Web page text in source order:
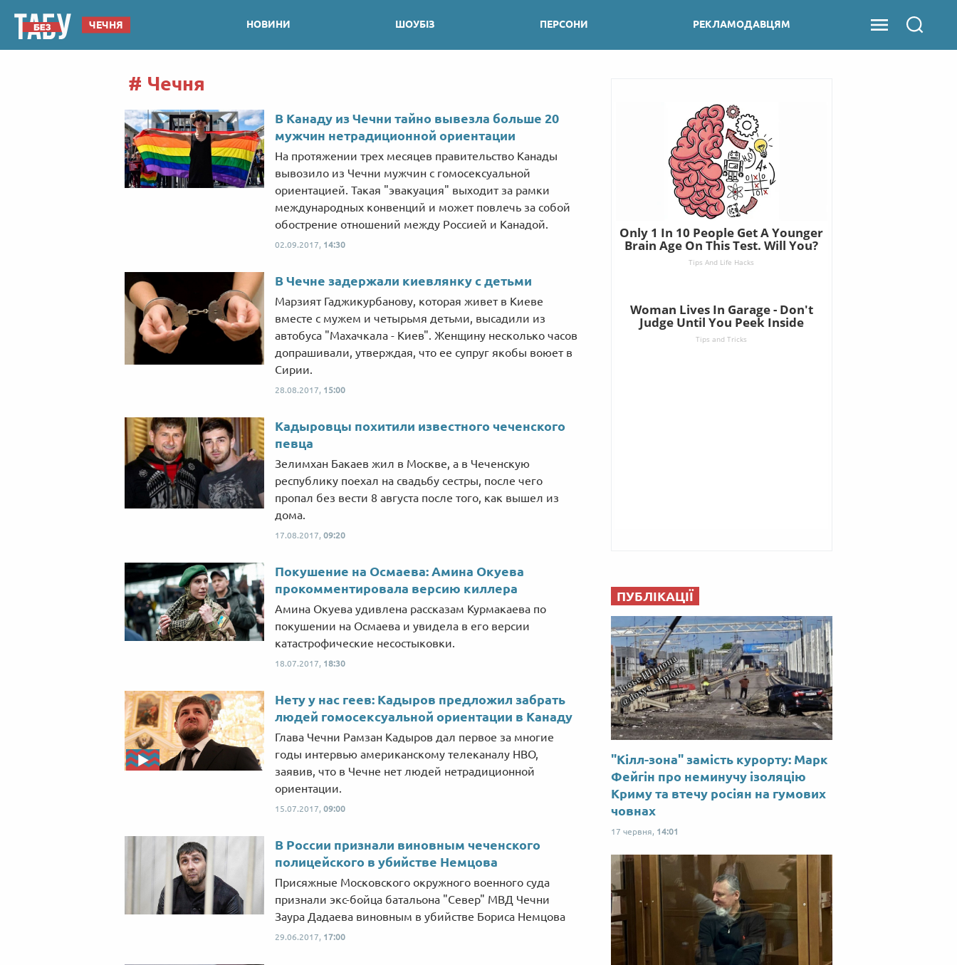
ЧЕЧНЯ НОВИНИ ШОУБІЗ ПЕРСОНИ РЕКЛАМОДАВЦЯМ
Чечня
В Канаду из Чечни тайно вывезла больше 20
мужчин нетрадиционной ориентации
На протяжении трех месяцев правительство Канады
вывозило из Чечни мужчин с гомосексуальной
ориентацией. Такая "эвакуация" выходит за рамки
международных конвенций и может повлечь за собой
обострение отношений между Россией и Канадой.
02.09.2017, 14:30
В Чечне задержали киевлянку с детьми
Марзият Гаджикурбанову, которая живет в Киеве
вместе с мужем и четырьмя детьми, высадили из
автобуса "Махачкала - Киев". Женщину несколько часов
допрашивали, утверждая, что ее супруг якобы воюет в
Сирии.
28.08.2017, 15:00
Кадыровцы похитили известного чеченского
певца
Зелимхан Бакаев жил в Москве, а в Чеченскую
республику поехал на свадьбу сестры, после чего
пропал без вести 8 августа после того, как вышел из
дома.
17.08.2017, 09:20
Покушение на Осмаева: Амина Окуева
прокомментировала версию киллера
Амина Окуева удивлена рассказам Курмакаева по
покушении на Осмаева и увидела в его версии
катастрофические несостыковки.
18.07.2017, 18:30
Нету у нас геев: Кадыров предложил забрать
людей гомосексуальной ориентации в Канаду
Глава Чечни Рамзан Кадыров дал первое за многие
годы интервью американскому телеканалу HBO,
заявив, что в Чечне нет людей нетрадиционной
ориентации.
15.07.2017, 09:00
В России признали виновным чеченского
полицейского в убийстве Немцова
Присяжные Московского окружного военного суда
признали экс-бойца батальона "Север" МВД Чечни
Заура Дадаева виновным в убийстве Бориса Немцова
29.06.2017, 17:00
ПУБЛІКАЦІЇ
"Кілл-зона" замість курорту: Марк
Фейгін про неминучу ізоляцію
Криму та втечу росіян на гумових
човнах
17 червня, 14:01